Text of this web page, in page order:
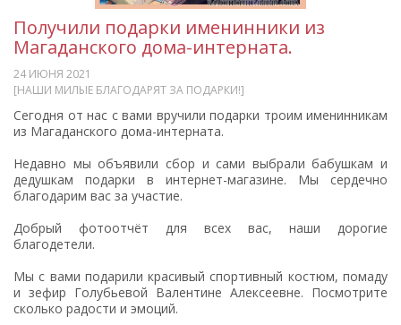
Получили подарки именинники из
Магаданского дома-интерната.
24 ИЮНЯ 2021
[НАШИ МИЛЫЕ БЛАГОДАРЯТ ЗА ПОДАРКИ!]
Сегодня от нас с вами вручили подарки троим именинникам
из Магаданского дома-интерната.
Недавно мы объявили сбор и сами выбрали бабушкам и
дедушкам подарки в интернет-магазине. Мы сердечно
благодарим вас за участие.
Добрый фотоотчёт для всех вас, наши дорогие
благодетели.
Мы с вами подарили красивый спортивный костюм, помаду
и зефир Голубьевой Валентине Алексеевне. Посмотрите
сколько радости и эмоций.